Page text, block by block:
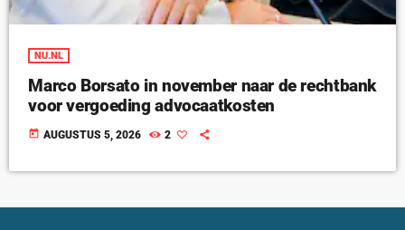
NU.NL
Marco Borsato in november naar de rechtbank
voor vergoeding advocaatkosten
today AUGUSTUS 5, 2026 2